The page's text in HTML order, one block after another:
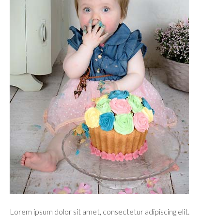
Lorem ipsum dolor sit amet, consectetur adipiscing elit.